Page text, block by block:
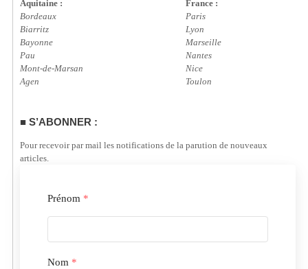
Aquitaine :
Bordeaux
Biarritz
Bayonne
Pau
Mont-de-Marsan
Agen
France :
Paris
Lyon
Marseille
Nantes
Nice
Toulon
S’ABONNER :
Pour recevoir par mail les notifications de la parution de nouveaux
articles.
Prénom *
Nom *